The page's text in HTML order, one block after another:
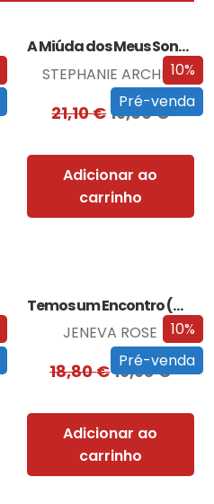
10%
Pré-venda
A Miúda dos Meus Sonhos – Edição…
STEPHANIE ARCHER
21,10€19,00€
Adicionar ao
carrinho
10%
Pré-venda
Temos um Encontro (Outra Vez)
JENEVA ROSE
18,80€16,93€
Adicionar ao
carrinho